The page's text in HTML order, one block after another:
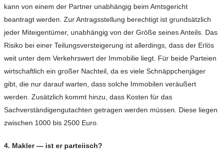
kann von einem der Partner unabhängig beim Amtsgericht
beantragt werden. Zur Antragsstellung berechtigt ist grundsätzlich
jeder Miteigentümer, unabhängig von der Größe seines Anteils. Das
Risiko bei einer Teilungsversteigerung ist allerdings, dass der Erlös
weit unter dem Verkehrswert der Immobilie liegt. Für beide Parteien
wirtschaftlich ein großer Nachteil, da es viele Schnäppchenjäger
gibt, die nur darauf warten, dass solche Immobilen veräußert
werden. Zusätzlich kommt hinzu, dass Kosten für das
Sachverständigengutachten getragen werden müssen. Diese liegen
zwischen 1000 bis 2500 Euro.
4. Makler — ist er parteiisch?